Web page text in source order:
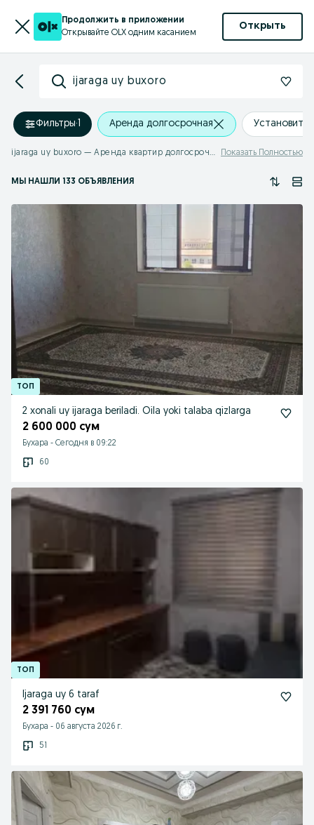
Продолжить в приложении
Открывайте OLX одним касанием
Открыть
ijaraga uy buxoro
Фильтры·1 Аренда долгосрочная Установить
ijaraga uy buxoro — Аренда квартир долгосрочная Показать Полностью
МЫ НАШЛИ 133 ОБЪЯВЛЕНИЯ
2 xonali uy ijaraga beriladi. Oila yoki talaba qizlarga
2 600 000 сум
Бухара - Сегодня в 09:22
60
Ijaraga uy 6 taraf
2 391 760 сум
Бухара - 06 августа 2026 г.
51